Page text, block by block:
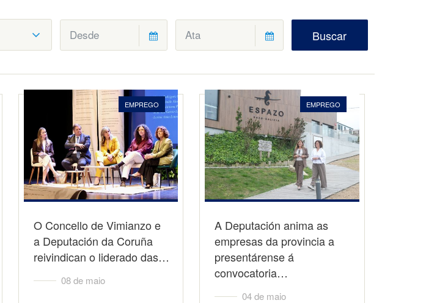
Buscar
EMPREGO
O Concello de Vimianzo e
a Deputación da Coruña
reivindican o liderado das…
08 de maio
EMPREGO
A Deputación anima as
empresas da provincia a
presentárense á
convocatoria…
04 de maio